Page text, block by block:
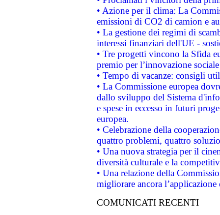
• Azione per il clima: La
emissioni di CO2 di camion e
• La gestione dei regimi di
interessi finanziari dell'UE -
• Tre progetti vincono la Sfida
premio per l’innovazione sociale
• Tempo di vacanze: consigli
• La Commissione europea
dallo sviluppo del Sistema
e spese in eccesso in futuri
europea.
• Celebrazione della
quattro problemi, quattro
• Una nuova strategia per il
diversità culturale e la
• Una relazione della
migliorare ancora
COMUNICATI RECENTI